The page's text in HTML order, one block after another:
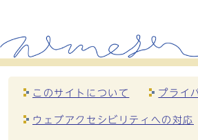
このサイトについて プライ
ウェブアクセシビリティへの対応